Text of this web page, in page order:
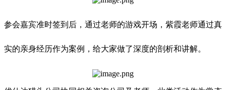
参会嘉宾准时签到后，通过老师的游戏开场，紫霞老师通过真
实的亲身经历作为案例，给大家做了深度的剖析和讲解。